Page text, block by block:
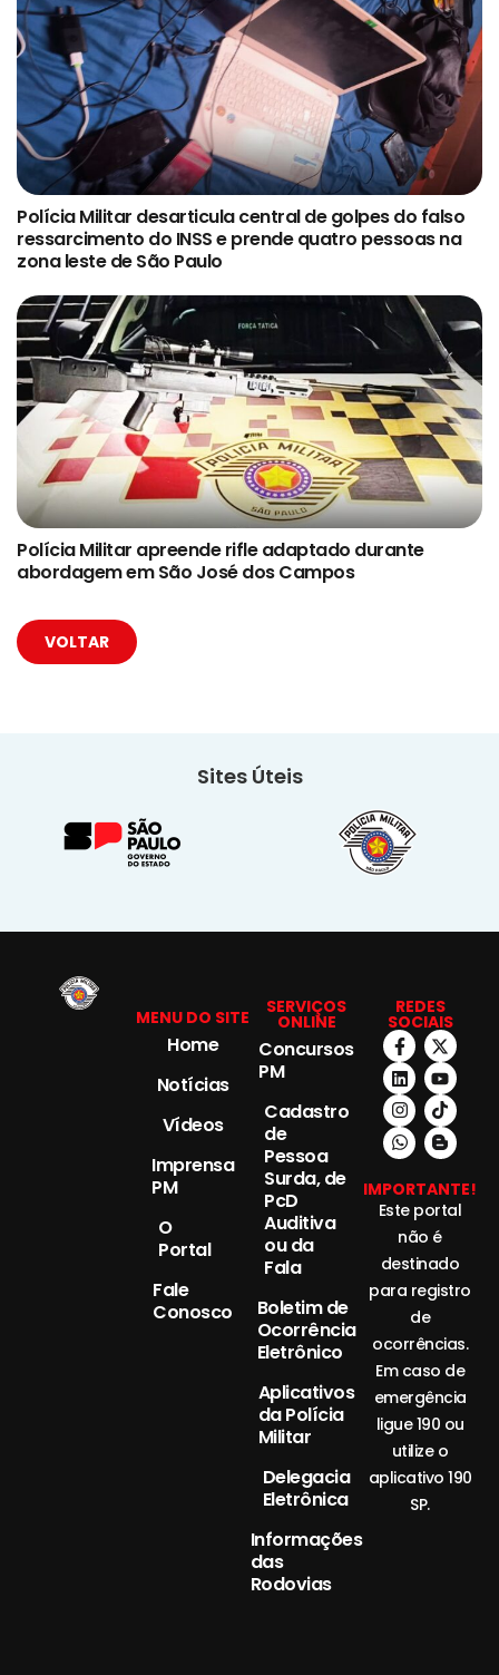
Polícia Militar desarticula central de golpes do falso
ressarcimento do INSS e prende quatro pessoas na
zona leste de São Paulo
Polícia Militar apreende rifle adaptado durante
abordagem em São José dos Campos
VOLTAR
Sites Úteis
MENU DO SITE
Home
Notícias
Vídeos
Imprensa
PM
O
Portal
Fale
Conosco
SERVIÇOS
ONLINE
Concursos
PM
Cadastro
de
Pessoa
Surda, de
PcD
Auditiva
ou da
Fala
Boletim de
Ocorrência
Eletrônico
Aplicativos
da Polícia
Militar
Delegacia
Eletrônica
Informações
das
Rodovias
REDES
SOCIAIS
IMPORTANTE!
Este portal
não é
destinado
para registro
de
ocorrências.
Em caso de
emergência
ligue 190 ou
utilize o
aplicativo 190
SP.